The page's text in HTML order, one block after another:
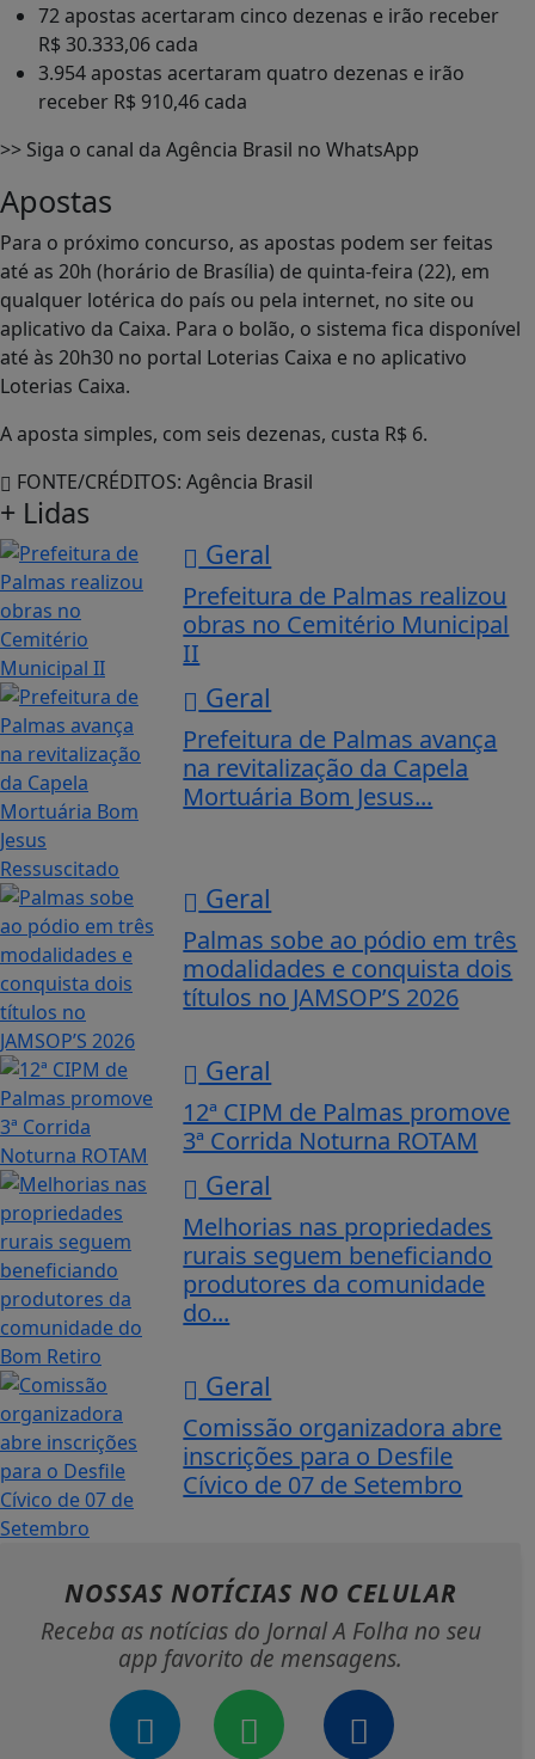
72 apostas acertaram cinco dezenas e irão receber
R$ 30.333,06 cada
3.954 apostas acertaram quatro dezenas e irão
receber R$ 910,46 cada
>> Siga o canal da Agência Brasil no WhatsApp
Apostas
Para o próximo concurso, as apostas podem ser feitas
até as 20h (horário de Brasília) de quinta-feira (22), em
qualquer lotérica do país ou pela internet, no site ou
aplicativo da Caixa. Para o bolão, o sistema fica disponível
até às 20h30 no portal Loterias Caixa e no aplicativo
Loterias Caixa.
A aposta simples, com seis dezenas, custa R$ 6.
FONTE/CRÉDITOS: Agência Brasil
+ Lidas
Geral
Prefeitura de Palmas realizou
obras no Cemitério Municipal
II
Geral
Prefeitura de Palmas avança
na revitalização da Capela
Mortuária Bom Jesus...
Geral
Palmas sobe ao pódio em três
modalidades e conquista dois
títulos no JAMSOP’S 2026
Geral
12ª CIPM de Palmas promove
3ª Corrida Noturna ROTAM
Geral
Melhorias nas propriedades
rurais seguem beneficiando
produtores da comunidade
do...
Geral
Comissão organizadora abre
inscrições para o Desfile
Cívico de 07 de Setembro
NOSSAS NOTÍCIAS NO CELULAR
Receba as notícias do Jornal A Folha no seu
app favorito de mensagens.